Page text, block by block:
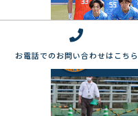
お電話でのお問い合わせはこちら